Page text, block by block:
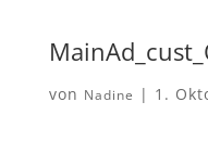
von Nadine | 1.